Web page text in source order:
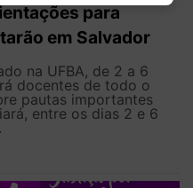
para
em Salvador
na UFBA, de 2 a 6
docentes de todo o
pautas importantes
entre os dias 2 e 6